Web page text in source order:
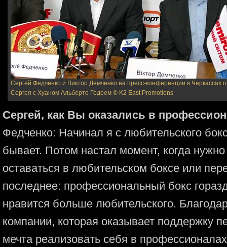
Сергей Федченко и Виктор Демченко на пресс-конференции в Черкассах
Сергея с Хуаном Альберто Годоем © K2 East Promotions
Сергей, как Вы оказались в
Федченко: Начинал я с любительского
бывает. Потом настал момент, когда
оставаться в любительском боксе или
последнее: профессиональный бокс
нравится больше любительского.
компании, которая оказывает поддержку
мечта реализовать себя в